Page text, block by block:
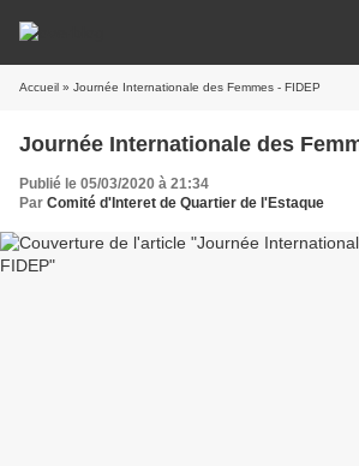
Accueil » Journée Internationale des Femmes - FIDEP
Journée Internationale des
Publié le 05/03/2020 à 21:34
Par Comité d'Interet de Quartier de l'Estaque